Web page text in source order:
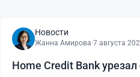
Новости
Жанна Амирова·7 августа
Home Credit Bank